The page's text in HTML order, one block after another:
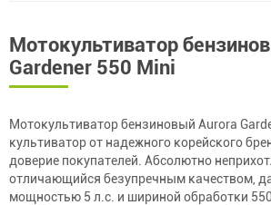
Мотокультиватор
Gardener 550 Mini
Мотокультиватор бензиновый Aurora
культиватор от надежного корейского
доверие покупателей. Абсолютно
отличающийся безупречным качеством,
мощностью 5 л.с. и шириной обработки